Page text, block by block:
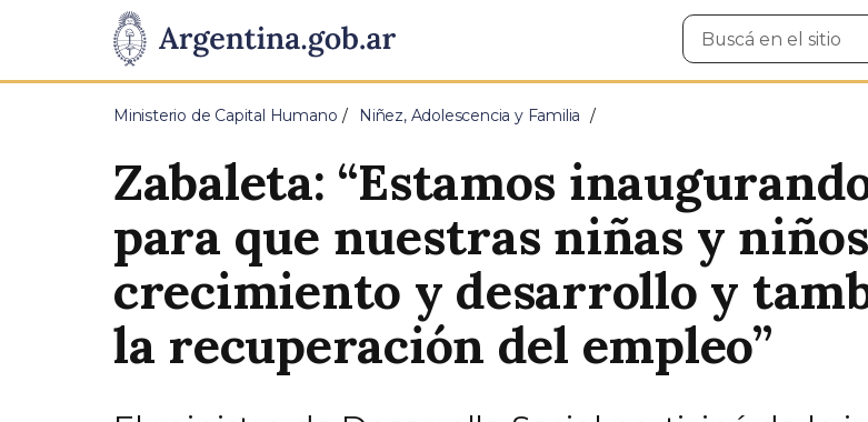
Presidencia
de
Pasar al contenido principal
Buscar
en
Ministerio de Capital Humano Niñez, Adolescencia y Familia
Zabaleta: “Estamos
para que nuestras niñas y
crecimiento y desarrollo y
la recuperación del empleo”